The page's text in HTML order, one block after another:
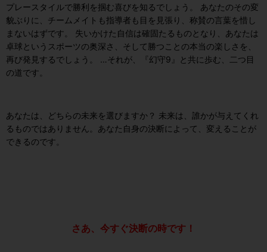
プレースタイルで勝利を掴む喜びを知るでしょう。 あなたのその変
貌ぶりに、チームメイトも指導者も目を見張り、称賛の言葉を惜し
まないはずです。 失いかけた自信は確固たるものとなり、あなたは
卓球というスポーツの奥深さ、そして勝つことの本当の楽しさを、
再び発見するでしょう。 …それが、『幻守9』と共に歩む、二つ目
の道です。
あなたは、どちらの未来を選びますか？ 未来は、誰かが与えてくれ
るものではありません。あなた自身の決断によって、変えることが
できるのです。
さあ、今すぐ決断の時です！